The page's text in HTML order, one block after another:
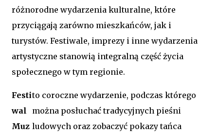
różnorodne wydarzenia kulturalne, które
przyciągają zarówno mieszkańców, jak i
turystów. Festiwale, imprezy i inne wydarzenia
artystyczne stanowią integralną część życia
społecznego w tym regionie.
Festi
wal
Muz
to coroczne wydarzenie, podczas którego
można posłuchać tradycyjnych pieśni
ludowych oraz zobaczyć pokazy tańca